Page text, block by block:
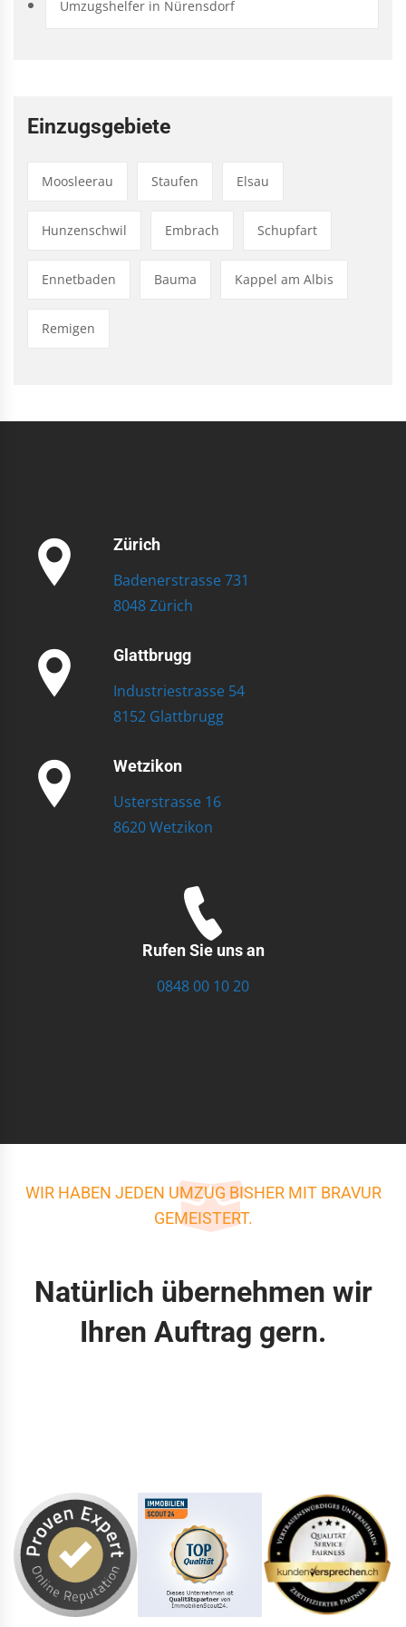
Umzugshelfer in Nürensdorf
Einzugsgebiete
Moosleerau Staufen Elsau
Hunzenschwil Embrach Schupfart
Ennetbaden Bauma Kappel am Albis
Remigen
Zürich
Badenerstrasse 731
8048 Zürich
Glattbrugg
Industriestrasse 54
8152 Glattbrugg
Wetzikon
Usterstrasse 16
8620 Wetzikon
Rufen Sie uns an
0848 00 10 20
WIR HABEN JEDEN UMZUG BISHER MIT BRAVUR
GEMEISTERT.
Natürlich übernehmen wir
Ihren Auftrag gern.